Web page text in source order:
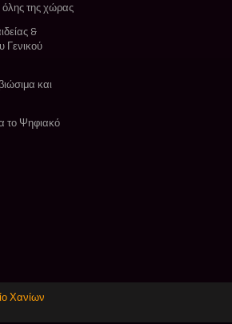
όλης της χώρας
&
Γενικού
και
το Ψηφιακό
Χανίων